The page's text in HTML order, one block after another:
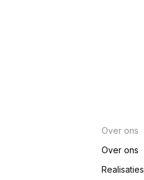
Over ons
Over ons
Realisaties